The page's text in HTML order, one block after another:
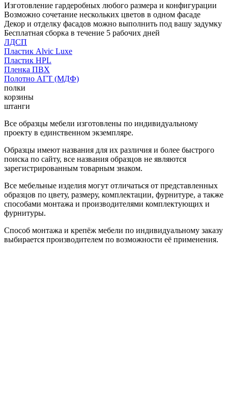
Изготовление гардеробных любого размера и конфигурации
Возможно сочетание нескольких цветов в одном фасаде
Декор и отделку фасадов можно выполнить под вашу задумку
Бесплатная сборка в течение 5 рабочих дней
ЛДСП
Пластик Alvic Luxe
Пластик HPL
Пленка ПВХ
Полотно АГТ (МДФ)
полки
корзины
штанги
Все образцы мебели изготовлены по индивидуальному
проекту в единственном экземпляре.
Образцы имеют названия для их различия и более быстрого
поиска по сайту, все названия образцов не являются
зарегистрированным товарным знаком.
Все мебельные изделия могут отличаться от представленных
образцов по цвету, размеру, комплектации, фурнитуре, а также
способами монтажа и производителями комплектующих и
фурнитуры.
Способ монтажа и крепёж мебели по индивидуальному заказу
выбирается производителем по возможности её применения.